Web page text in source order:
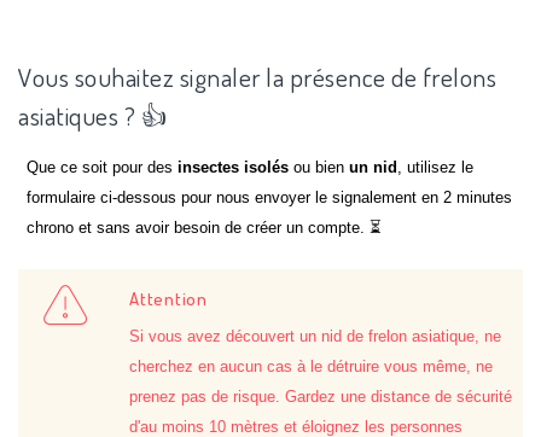
Vous souhaitez signaler la présence de frelons
asiatiques ? 👍
Que ce soit pour desinsectes isolés ou bienun nid , utilisez le
formulaire ci-dessous pour nous envoyer le signalement en 2 minutes
chrono et sans avoir besoin de créer un compte. ⏳
Attention
Si vous avez découvert un nid de frelon asiatique, ne
cherchez en aucun cas à le détruire vous même, ne
prenez pas de risque. Gardez une distance de sécurité
d'au moins 10 mètres et éloignez les personnes